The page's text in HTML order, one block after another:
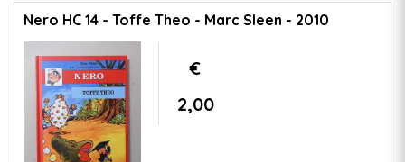
Nero HC 14 - Toffe Theo - Marc Sleen - 2010
€
2,00